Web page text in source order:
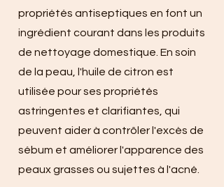
propriétés antiseptiques en font un
ingrédient courant dans les produits
de nettoyage domestique. En soin
de la peau, l'huile de citron est
utilisée pour ses propriétés
astringentes et clarifiantes, qui
peuvent aider à contrôler l'excès de
sébum et améliorer l'apparence des
peaux grasses ou sujettes à l'acné.